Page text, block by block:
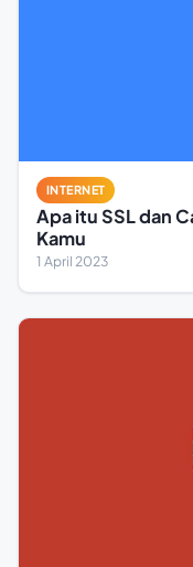
INTERNET
Apa itu SSL dan
Kamu
1 April 2023